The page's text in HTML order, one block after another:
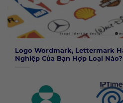
Logo Wordmark, Lettermark
Nghiệp Của Bạn Hợp Loại Nào?